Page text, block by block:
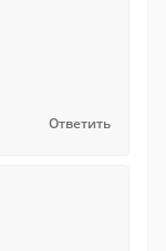
Ответить